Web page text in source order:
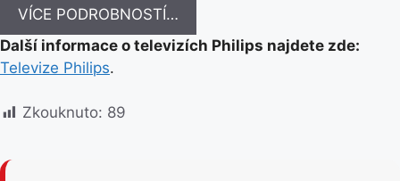
VÍCE PODROBNOSTÍ…
Další informace o televizích Philips najdete zde:
Televize Philips.
Zkouknuto: 89